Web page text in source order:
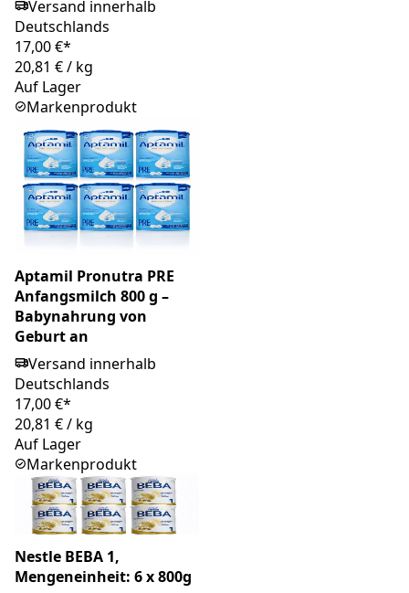
Versand innerhalb
Deutschlands
17,00 €*
20,81 €/ kg
Auf Lager
Markenprodukt
Aptamil Pronutra PRE
Anfangsmilch 800 g –
Babynahrung von
Geburt an
Versand innerhalb
Deutschlands
17,00 €*
20,81 €/ kg
Auf Lager
Markenprodukt
Nestle BEBA 1,
Mengeneinheit: 6 x 800g